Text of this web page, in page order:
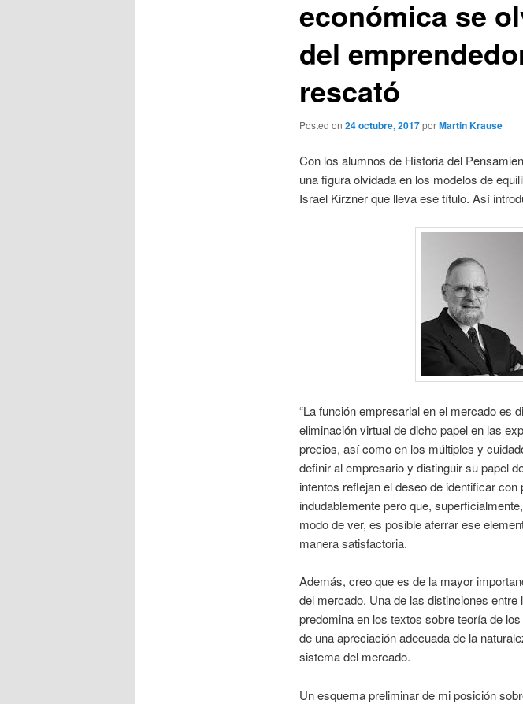
económica se
del
rescató
Posted on 24 octubre, 2017porMartin Krause
Con los alumnos de Historia del
una figura olvidada en los modelos de
Israel Kirzner que lleva ese título. Así
“La función empresarial en el mercado es
eliminación virtual de dicho papel en las
precios, así como en los múltiples y
definir al empresario y distinguir su papel
intentos reflejan el deseo de identificar
indudablemente pero que,
modo de ver, es posible aferrar ese
manera satisfactoria.
Además, creo que es de la mayor
del mercado. Una de las distinciones
predomina en los textos sobre teoría de
de una apreciación adecuada de la
sistema del mercado.
Un esquema preliminar de mi posición